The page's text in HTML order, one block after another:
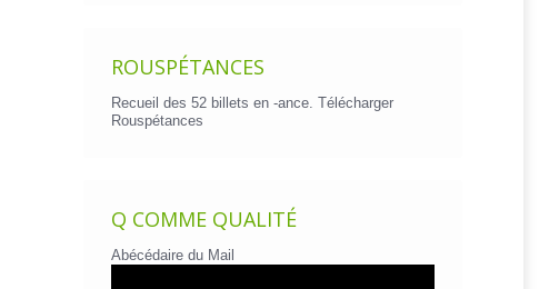
ROUSPÉTANCES
Recueil des 52 billets en -ance. Télécharger
Rouspétances
Q COMME QUALITÉ
Abécédaire du Mail